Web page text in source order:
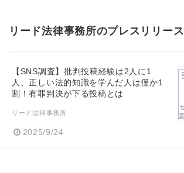
リード法律事務所のプレスリリース
【SNS調査】批判投稿経験は2人に1
人、正しい法的知識を学んだ人は僅か1
割！有罪判決が下る投稿とは
リード法律事務所
2025/9/24